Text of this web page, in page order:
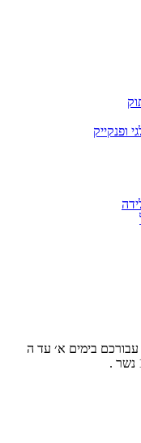
ופנקייק
עבורכם בימים א׳ עד ה